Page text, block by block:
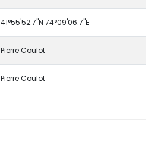
41°55'52.7"N 74°09'06.7"E
Pierre Coulot
Pierre Coulot